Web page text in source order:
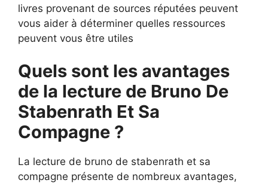
livres provenant de sources réputées peuvent
vous aider à déterminer quelles ressources
peuvent vous être utiles
Quels sont les avantages
de la lecture de Bruno De
Stabenrath Et Sa
Compagne ?
La lecture de bruno de stabenrath et sa
compagne présente de nombreux avantages,